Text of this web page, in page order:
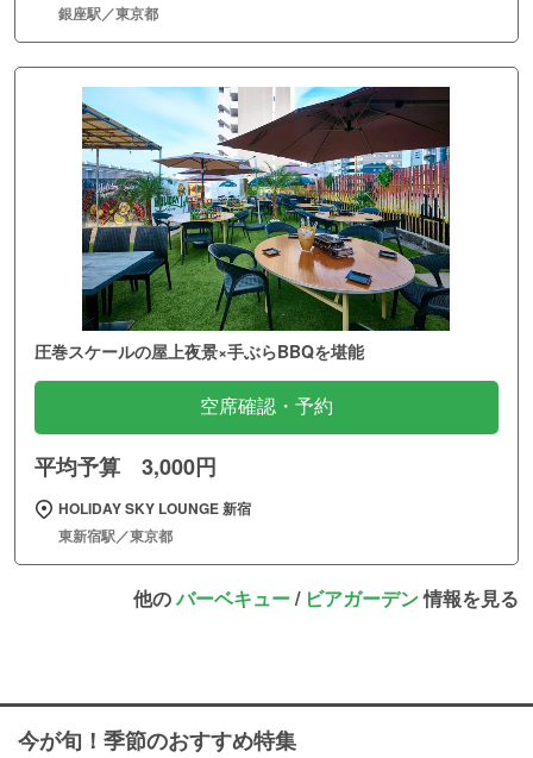
銀座駅／東京都
圧巻スケールの屋上夜景×手ぶらBBQを堪能
空席確認・予約
平均予算 3,000円
HOLIDAY SKY LOUNGE 新宿
東新宿駅／東京都
他のバーベキュー/ ビアガーデン情報を見る
今が旬！季節のおすすめ特集